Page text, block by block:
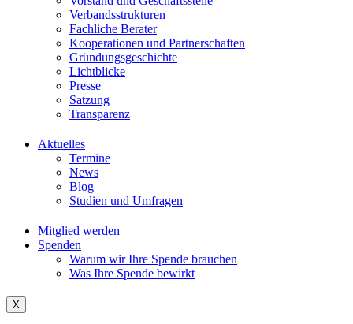
Verbandsstrukturen
Fachliche Berater
Kooperationen und Partnerschaften
Gründungsgeschichte
Lichtblicke
Presse
Satzung
Transparenz
Aktuelles
Termine
News
Blog
Studien und Umfragen
Mitglied werden
Spenden
Warum wir Ihre Spende brauchen
Was Ihre Spende bewirkt
X